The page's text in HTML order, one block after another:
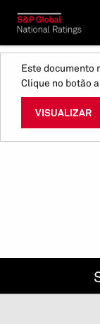
Este documento
Clique no botão
VISUALIZAR